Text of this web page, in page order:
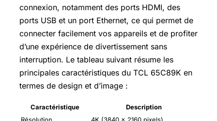
connexion, notamment des ports HDMI, des
ports USB et un port Ethernet, ce qui permet de
connecter facilement vos appareils et de profiter
d’une expérience de divertissement sans
interruption. Le tableau suivant résume les
principales caractéristiques du TCL 65C89K en
termes de design et d’image :
Caractéristique
Description